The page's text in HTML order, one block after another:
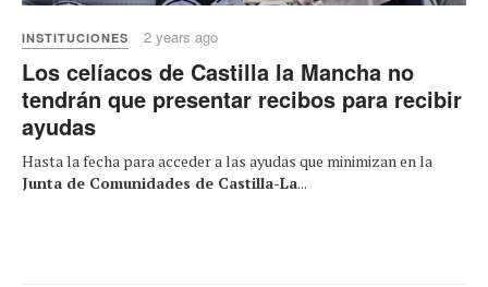
INSTITUCIONES 2 years ago
Los celíacos de Castilla la Mancha no
tendrán que presentar recibos para recibir
ayudas
Hasta la fecha para acceder a las ayudas que minimizan en la
Junta de Comunidades de Castilla-La...